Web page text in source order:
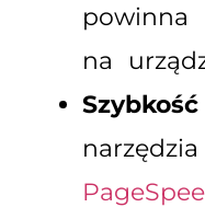
powinna
na